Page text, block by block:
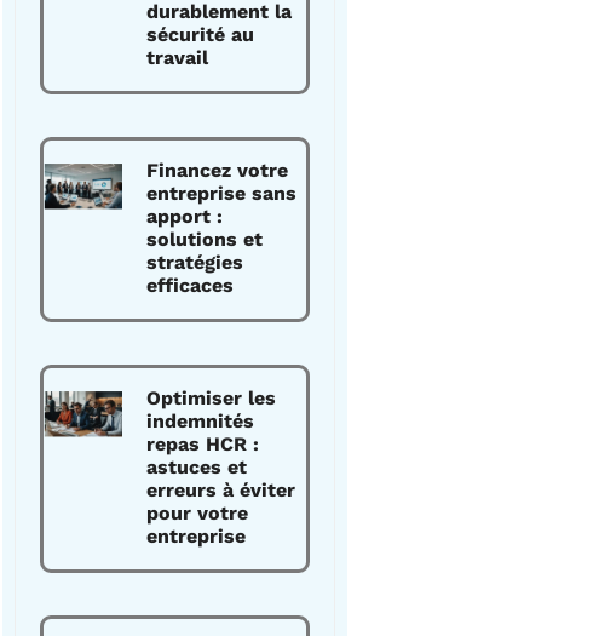
durablement la
sécurité au
travail
Financez votre
entreprise sans
apport :
solutions et
stratégies
efficaces
Optimiser les
indemnités
repas HCR :
astuces et
erreurs à éviter
pour votre
entreprise